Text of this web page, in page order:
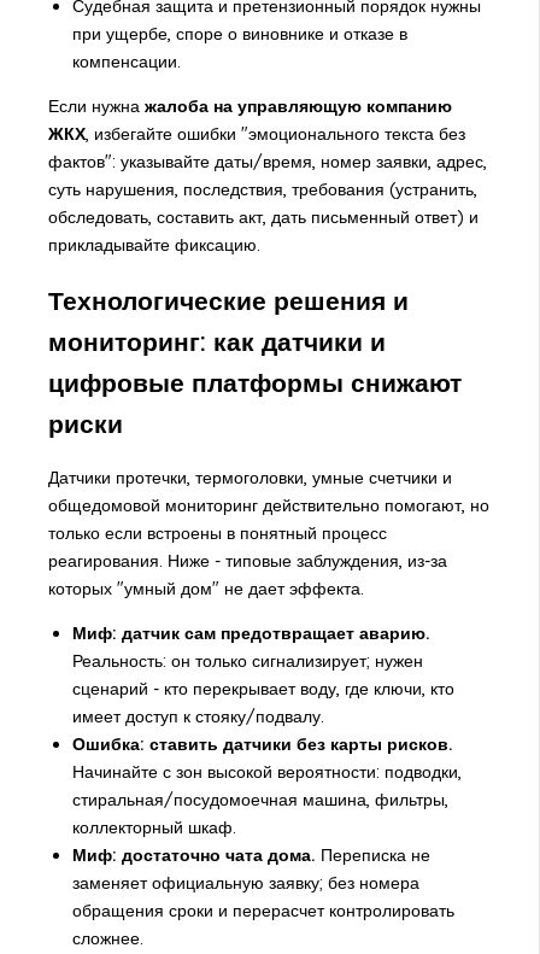
Судебная защита и претензионный порядок нужны
при ущербе, споре о виновнике и отказе в
компенсации.
Если нужна жалоба на управляющую компанию
ЖКХ, избегайте ошибки "эмоционального текста без
фактов": указывайте даты/время, номер заявки, адрес,
суть нарушения, последствия, требования (устранить,
обследовать, составить акт, дать письменный ответ) и
прикладывайте фиксацию.
Технологические решения и
мониторинг: как датчики и
цифровые платформы снижают
риски
Датчики протечки, термоголовки, умные счетчики и
общедомовой мониторинг действительно помогают, но
только если встроены в понятный процесс
реагирования. Ниже - типовые заблуждения, из-за
которых "умный дом" не дает эффекта.
Миф: датчик сам предотвращает аварию.
Реальность: он только сигнализирует; нужен
сценарий - кто перекрывает воду, где ключи, кто
имеет доступ к стояку/подвалу.
Ошибка: ставить датчики без карты рисков.
Начинайте с зон высокой вероятности: подводки,
стиральная/посудомоечная машина, фильтры,
коллекторный шкаф.
Миф: достаточно чата дома. Переписка не
заменяет официальную заявку; без номера
обращения сроки и перерасчет контролировать
сложнее.